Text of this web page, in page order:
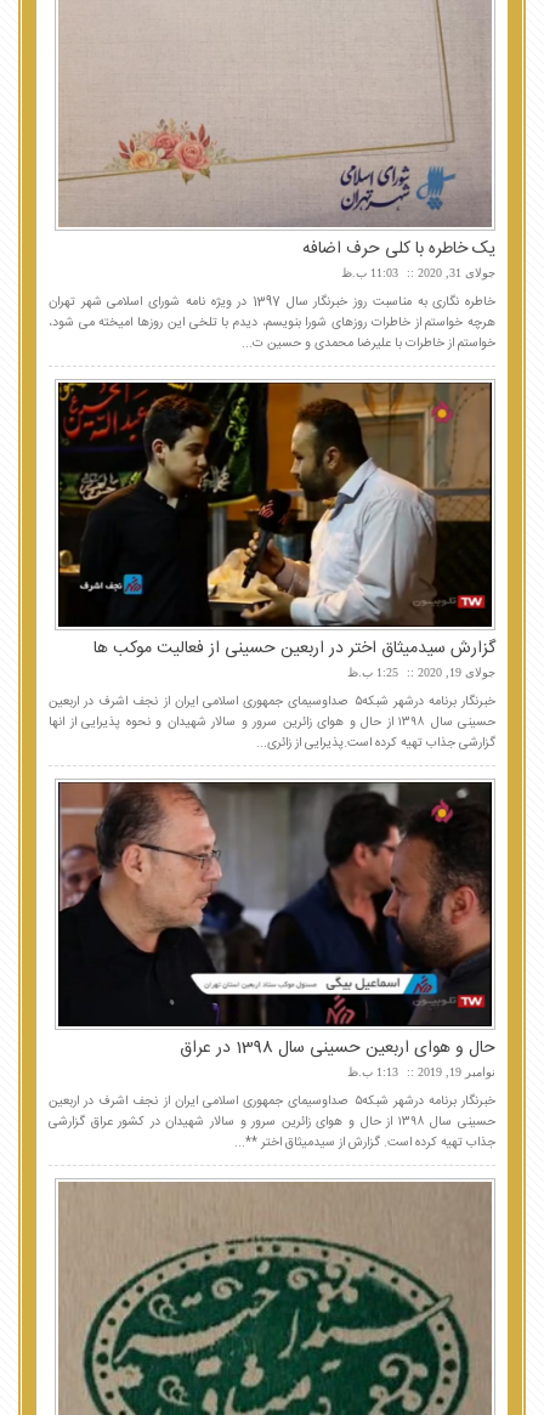
یک خاطره با کلی حرف اضافه
جولای 31, 2020 11:03 ب.ظ
خاطره نگاری به مناسبت روز خبرنگار سال 1397 در ویژه نامه شورای اسلامی شهر تهران
هرچه خواستم از خاطرات روزهای شورا بنویسم، دیدم با تلخی این روزها امیخته می شود،
خواستم از خاطرات با علیرضا محمدی و حسین ت...
گزارش سیدمیثاق اختر در اربعین حسینی از فعالیت موکب ها
جولای 19, 2020 1:25 ب.ظ
خبرنگار برنامه درشهر شبکه۵ صداوسیمای جمهوری اسلامی ایران از نجف اشرف در اربعین
حسینی سال ۱۳۹۸ از حال و هوای زائرین سرور و سالار شهیدان و نحوه پذیرایی از انها
گزارشی جذاب تهیه کرده است.پذیرایی از زائری...
حال و هوای اربعین حسینی سال 1398 در عراق
نوامبر 19, 2019 1:13 ب.ظ
خبرنگار برنامه درشهر شبکه۵ صداوسیمای جمهوری اسلامی ایران از نجف اشرف در اربعین
حسینی سال ۱۳۹۸ از حال و هوای زائرین سرور و سالار شهیدان در کشور عراق گزارشی
جذاب تهیه کرده است. گزارش از سیدمیثاق اختر **...